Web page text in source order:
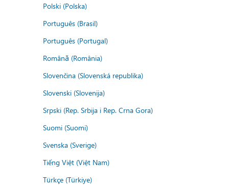
Polski (Polska)
Português (Brasil)
Português (Portugal)
Română (România)
Slovenčina (Slovenská republika)
Slovenski (Slovenija)
Srpski (Rep. Srbija i Rep. Crna Gora)
Suomi (Suomi)
Svenska (Sverige)
Tiếng Việt (Việt Nam)
Türkçe (Türkiye)